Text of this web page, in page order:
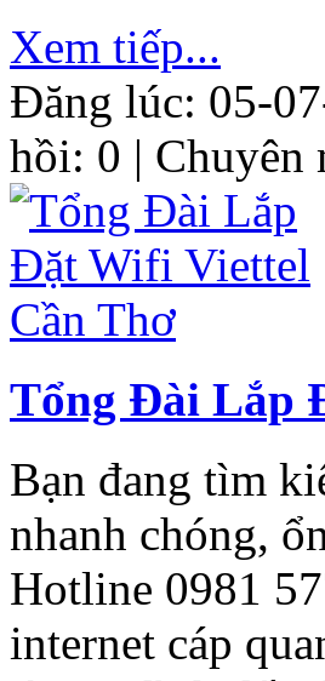
Xem tiếp...
Đăng lúc: 05-
hồi: 0 | Chuyên
Tổng Đài Lắp
Bạn đang tìm
nhanh chóng,
Hotline 0981
internet cáp